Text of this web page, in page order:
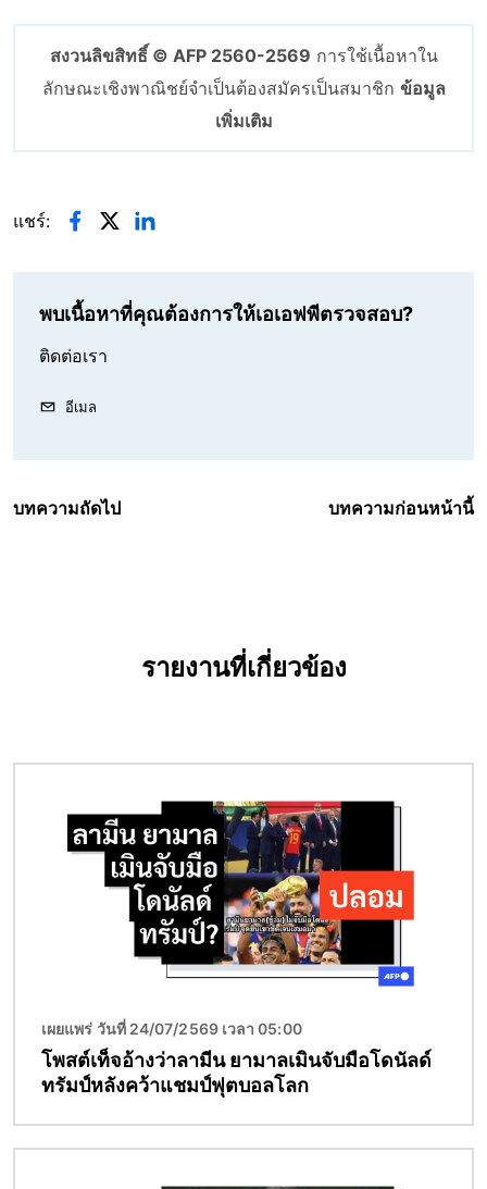
สงวนลิขสิทธิ์ © AFP 2560-2569 การใช้เนื้อหาใน
ลักษณะเชิงพาณิชย์จำเป็นต้องสมัครเป็นสมาชิก ข้อมูล
เพิ่มเติม
แชร์:
พบเนื้อหาที่คุณต้องการให้เอเอฟพีตรวจสอบ?
ติดต่อเรา
อีเมล
บทความถัดไป บทความก่อนหน้านี้
รายงานที่เกี่ยวข้อง
เผยแพร่ วันที่ 24/07/2569 เวลา 05:00
โพสต์เท็จอ้างว่าลามีน ยามาลเมินจับมือโดนัลด์
ทรัมป์หลังคว้าแชมป์ฟุตบอลโลก